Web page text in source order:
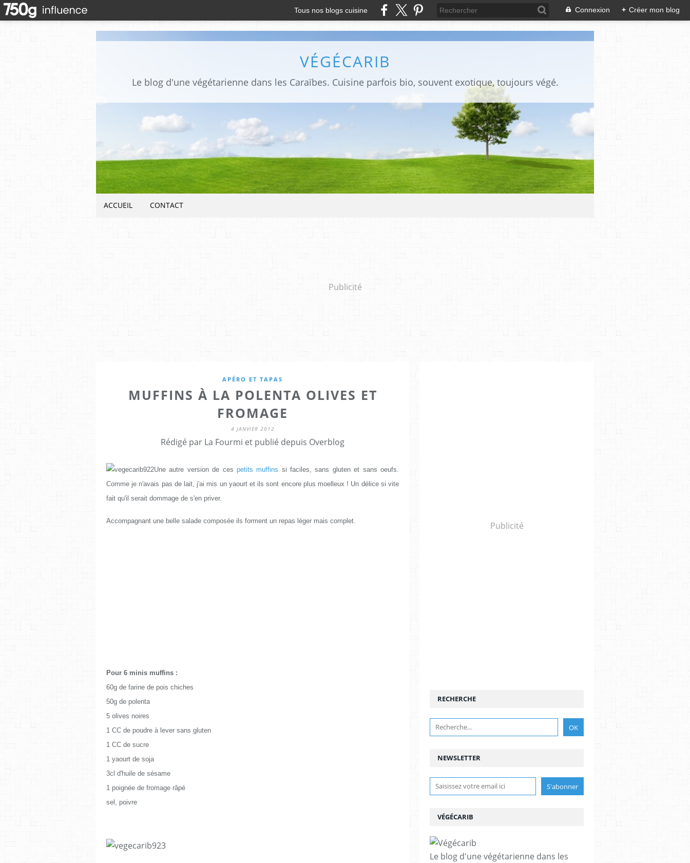
Tous nos blogs cuisine Connexion + Créer mon blog
VÉGÉCARIB
Le blog d'une végétarienne dans les Caraïbes. Cuisine parfois bio, souvent exotique, toujours végé.
ACCUEIL CONTACT
Publicité
APÉRO ET TAPAS
MUFFINS À LA POLENTA OLIVES ET
FROMAGE
4 JANVIER 2012
Rédigé par La Fourmi et publié depuis Overblog
Une autre version de ces petits muffins si faciles, sans gluten et sans oeufs.
Comme je n'avais pas de lait, j'ai mis un yaourt et ils sont encore plus moelleux ! Un délice si vite
fait qu'il serait dommage de s'en priver.
Accompagnant une belle salade composée ils forment un repas léger mais complet.
Pour 6 minis muffins :
60g de farine de pois chiches
50g de polenta
5 olives noires
1 CC de poudre à lever sans gluten
1 CC de sucre
1 yaourt de soja
3cl d'huile de sésame
1 poignée de fromage râpé
sel, poivre
Publicité
NEWSLETTER
RECHERCHE
VÉGÉCARIB
Le blog d'une végétarienne dans les